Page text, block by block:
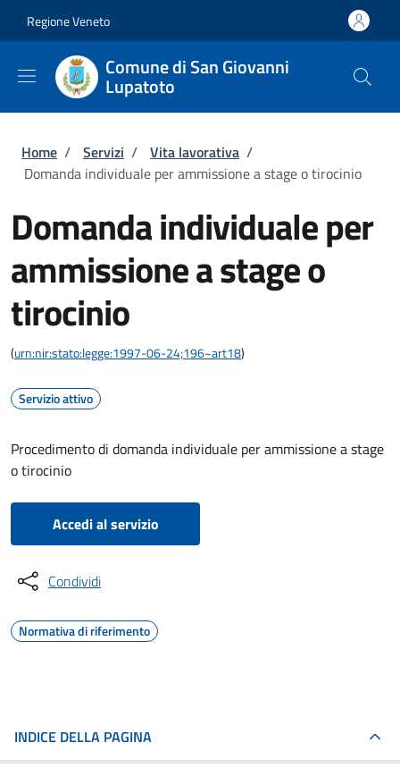
Regione Veneto
Comune di San Giovanni
Lupatoto
Briciole di pane
Home / Servizi / Vita lavorativa /
Domanda individuale per ammissione a stage o tirocinio
Domanda individuale per
ammissione a stage o
tirocinio
(urn:nir:stato:legge:1997-06-24;196~art18)
Servizio attivo
Procedimento di domanda individuale per ammissione a stage
o tirocinio
Accedi al servizio
Condividi
Normativa di riferimento
INDICE DELLA PAGINA